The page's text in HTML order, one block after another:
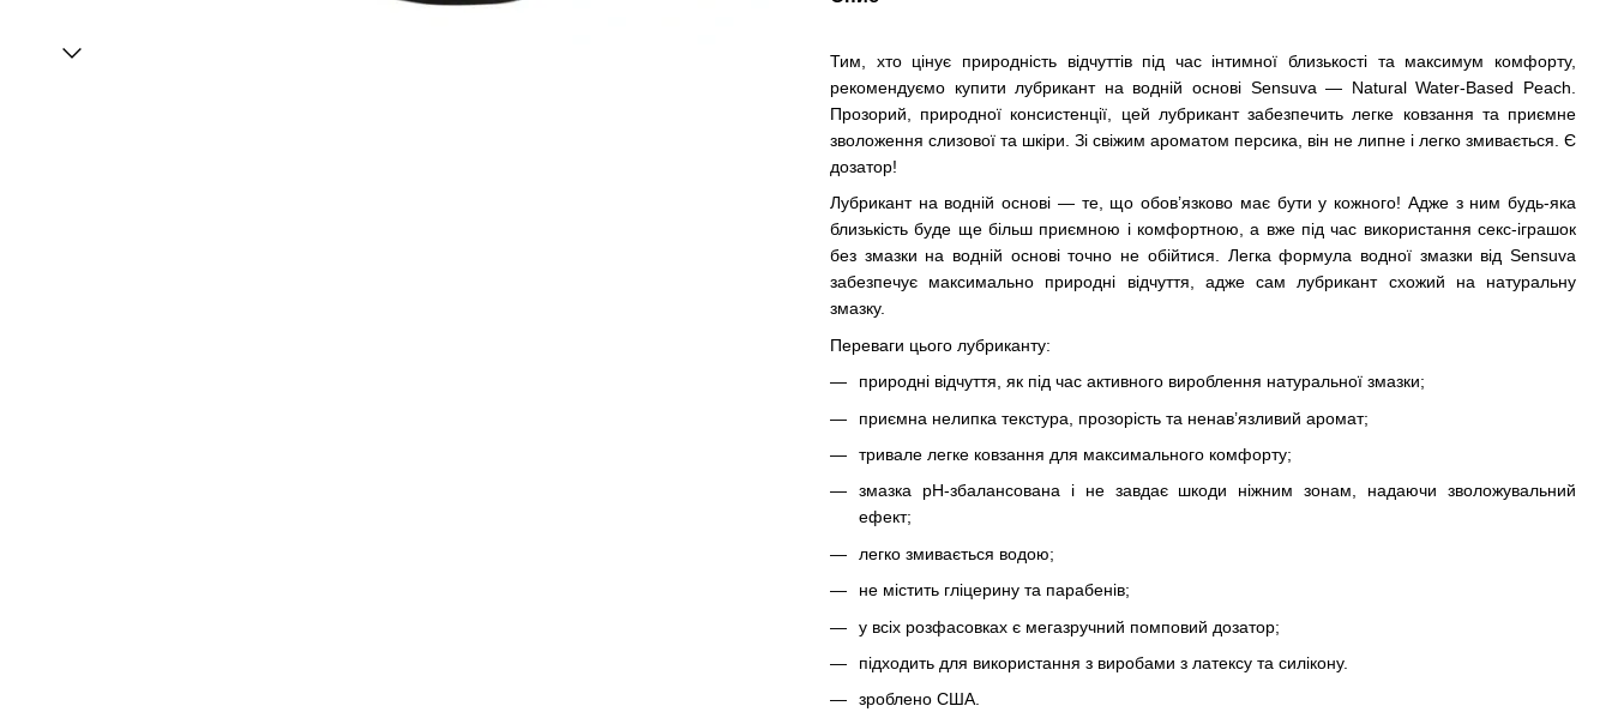
Тим, хто цінує природність відчуттів під час інтимної близькості та максимум комфорту,
рекомендуємо купити лубрикант на водній основі Sensuva — Natural Water-Based Peach.
Прозорий, природної консистенції, цей лубрикант забезпечить легке ковзання та приємне
зволоження слизової та шкіри. Зі свіжим ароматом персика, він не липне і легко змивається. Є
дозатор!
Лубрикант на водній основі — те, що обов’язково має бути у кожного! Адже з ним будь-яка
близькість буде ще більш приємною і комфортною, а вже під час використання секс-іграшок
без змазки на водній основі точно не обійтися. Легка формула водної змазки від Sensuva
забезпечує максимально природні відчуття, адже сам лубрикант схожий на натуральну
змазку.
Переваги цього лубриканту:
природні відчуття, як під час активного вироблення натуральної змазки;
приємна нелипка текстура, прозорість та ненав’язливий аромат;
тривале легке ковзання для максимального комфорту;
змазка pH-збалансована і не завдає шкоди ніжним зонам, надаючи зволожувальний
ефект;
легко змивається водою;
не містить гліцерину та парабенів;
у всіх розфасовках є мегазручний помповий дозатор;
підходить для використання з виробами з латексу та силікону.
зроблено США.